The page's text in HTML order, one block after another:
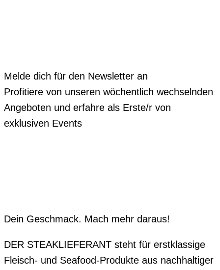
Melde dich für den Newsletter an
Profitiere von unseren wöchentlich wechselnden
Angeboten und erfahre als Erste/r von
exklusiven Events
Dein Geschmack. Mach mehr daraus!
DER STEAKLIEFERANT steht für erstklassige
Fleisch- und Seafood-Produkte aus nachhaltiger